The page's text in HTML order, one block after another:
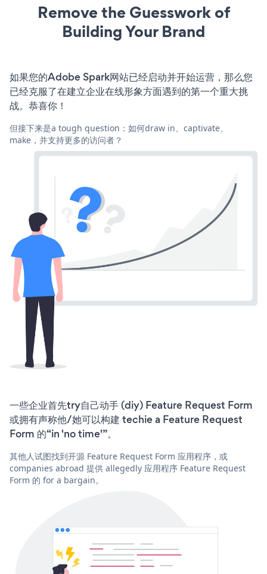
Remove the Guesswork of
Building Your Brand
如果您的Adobe Spark网站已经启动并开始运营，那么您
已经克服了在建立企业在线形象方面遇到的第一个重大挑
战。恭喜你！
但接下来是a tough question：如何draw in、captivate、
make，并支持更多的访问者？
一些企业首先try自己动手 (diy) Feature Request Form
或拥有声称他/她可以构建 techie a Feature Request
Form 的“in 'no time'”。
其他人试图找到开源 Feature Request Form 应用程序，或
companies abroad 提供 allegedly 应用程序 Feature Request
Form 的 for a bargain。